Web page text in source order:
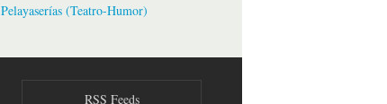
Pelayaserías (Teatro-Humor)
RSS Feeds